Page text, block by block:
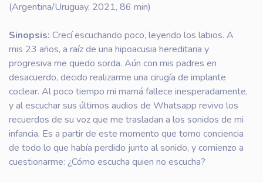
(Argentina/Uruguay, 2021, 86 min)
Sinopsis: Crecí escuchando poco, leyendo los labios. A
mis 23 años, a raíz de una hipoacusia hereditaria y
progresiva me quedo sorda. Aún con mis padres en
desacuerdo, decido realizarme una cirugía de implante
coclear. Al poco tiempo mi mamá fallece inesperadamente,
y al escuchar sus últimos audios de Whatsapp revivo los
recuerdos de su voz que me trasladan a los sonidos de mi
infancia. Es a partir de este momento que tomo conciencia
de todo lo que había perdido junto al sonido, y comienzo a
cuestionarme: ¿Cómo escucha quien no escucha?